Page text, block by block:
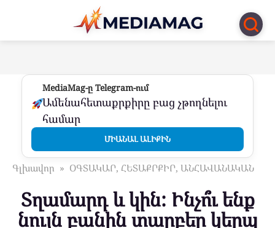
Перейти
контенту
MediaMag-ը Telegram-ում
Ամենահետաքրքիրը բաց չթողնելու
համար
ՄԻԱՆԱԼ ԱԼԻՔԻՆ
Գլխավոր » ՕԳՏԱԿԱՐ, ՀԵՏԱՔՐՔԻՐ, ԱՆՀԱՎԱՆԱԿԱՆ
Տղամարդ և կին: Ինչո՞ւ ենք
նույն բանին տարբեր կերպ